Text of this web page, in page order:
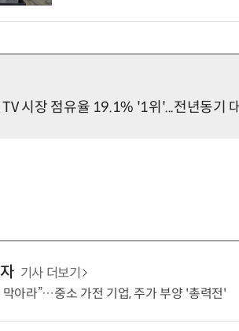
TV 시장 점유율 19.1% '1위'...전년동기
기사 더보기
막아라”…중소 가전 기업, 주가 부양 '총력전'